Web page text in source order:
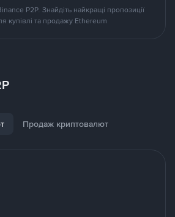
P2P. Знайдіть найкращі пропозиції
купівлі та продажу Ethereum
Продаж криптовалют